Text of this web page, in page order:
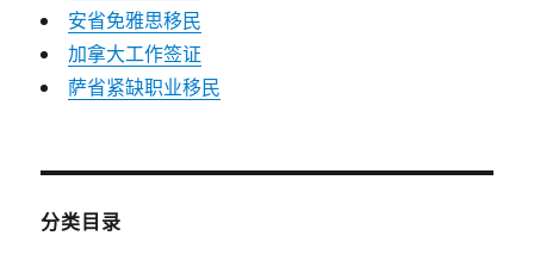
安省免雅思移民
加拿大工作签证
萨省紧缺职业移民
分类目录